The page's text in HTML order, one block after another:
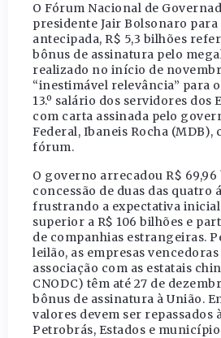
O Fórum Nacional de
presidente Jair Bolsonaro
antecipada, R$ 5,3 bilhões
bônus de assinatura pelo
realizado no início de
“inestimável relevância” para
13.º salário dos servidores dos
com carta assinada pelo
Federal, Ibaneis Rocha (MDB),
fórum.
O governo arrecadou R$ 69,96
concessão de duas das quatro
frustrando a expectativa
superior a R$ 106 bilhões e
de companhias estrangeiras.
leilão, as empresas
associação com as estatais
CNODC) têm até 27 de
bônus de assinatura à União.
valores devem ser repassados
Petrobrás, Estados e